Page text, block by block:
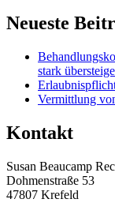
Neueste
stark
Vermittlung
Kontakt
Susan Beaucamp
Dohmenstraße 53
47807 Krefeld